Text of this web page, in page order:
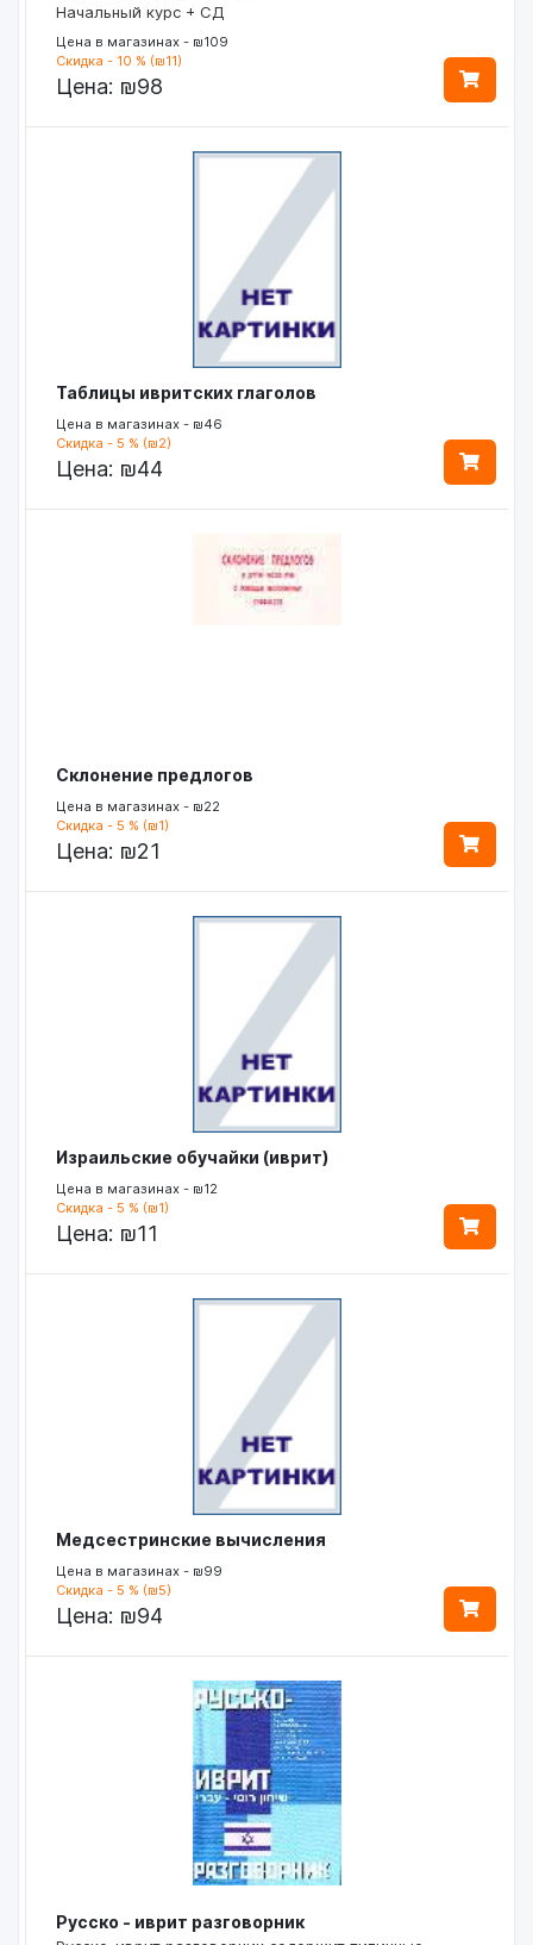
Начальный курс + СД
Цена в магазинах - ₪109
Скидка - 10 % (₪11)
Цена: ₪98
Таблицы ивритских глаголов
Цена в магазинах - ₪46
Скидка - 5 % (₪2)
Цена: ₪44
Склонение предлогов
Цена в магазинах - ₪22
Скидка - 5 % (₪1)
Цена: ₪21
Израильские обучайки (иврит)
Цена в магазинах - ₪12
Скидка - 5 % (₪1)
Цена: ₪11
Медсестринские вычисления
Цена в магазинах - ₪99
Скидка - 5 % (₪5)
Цена: ₪94
Русско - иврит разговорник